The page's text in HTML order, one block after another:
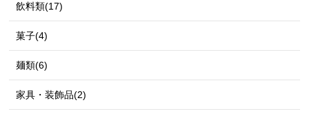
飲料類(17)
菓子(4)
麺類(6)
家具・装飾品(2)